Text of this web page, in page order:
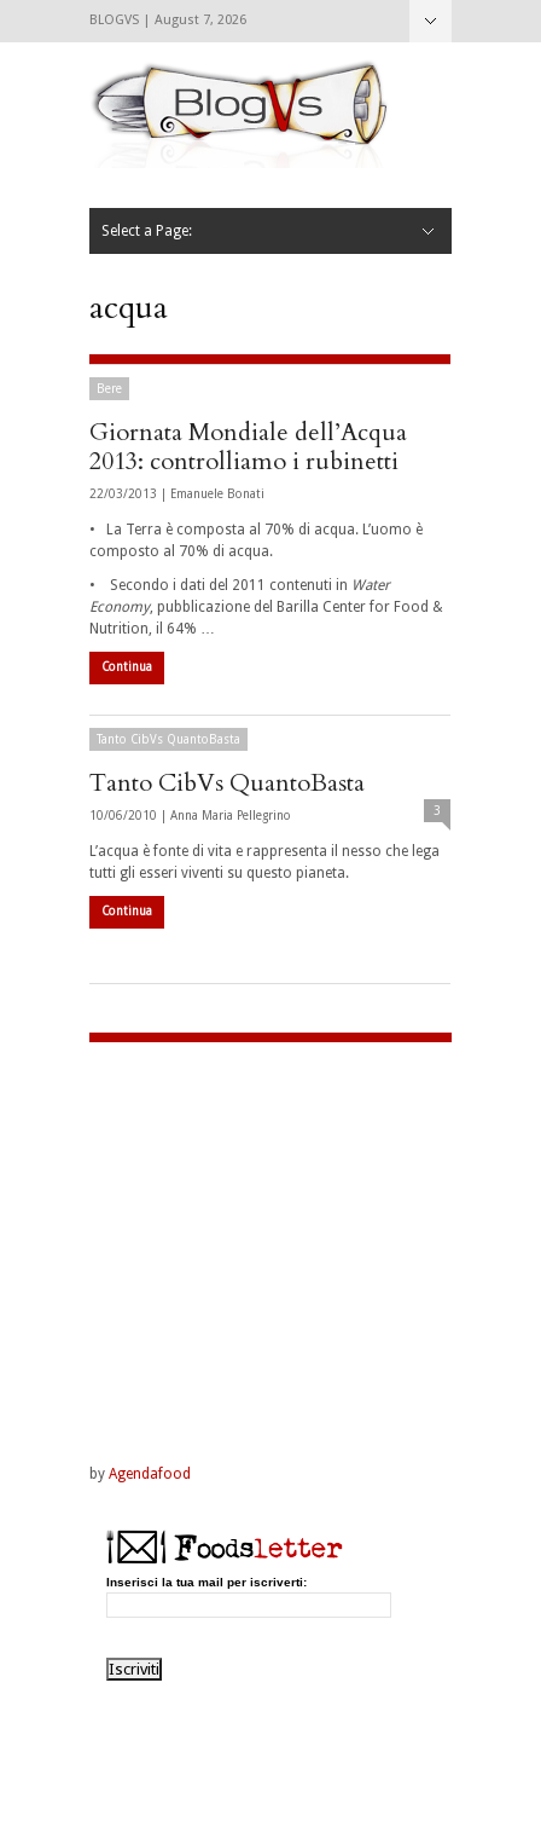
BLOGVS | August 7, 2026
Select a Page:
acqua
Bere
Giornata Mondiale dell’Acqua
2013: controlliamo i rubinetti
22/03/2013 | Emanuele Bonati
• La Terra è composta al 70% di acqua. L’uomo è
composto al 70% di acqua.
• Secondo i dati del 2011 contenuti in Water
Economy, pubblicazione del Barilla Center for Food &
Nutrition, il 64% …
Continua
Tanto CibVs QuantoBasta
Tanto CibVs QuantoBasta
10/06/2010 | Anna Maria Pellegrino 3
L’acqua è fonte di vita e rappresenta il nesso che lega
tutti gli esseri viventi su questo pianeta.
Continua
by Agendafood
Inserisci la tua mail per iscriverti: